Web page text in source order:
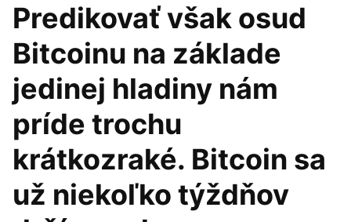
Predikovať však osud
Bitcoinu na základe
jedinej hladiny nám
príde trochu
krátkozraké. Bitcoin sa
už niekoľko týždňov